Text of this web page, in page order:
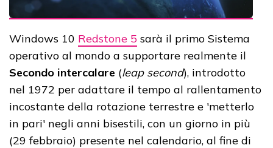
Windows 10 Redstone 5 sarà il primo Sistema
operativo al mondo a supportare realmente il
Secondo intercalare (leap second), introdotto
nel 1972 per adattare il tempo al rallentamento
incostante della rotazione terrestre e 'metterlo
in pari' negli anni bisestili, con un giorno in più
(29 febbraio) presente nel calendario, al fine di